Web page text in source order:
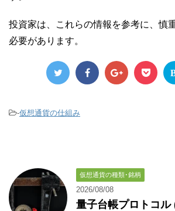
投資家は、これらの情報を参考に、慎
必要があります。
-仮想通貨の仕組み
仮想通貨の種類･銘柄
2026/08/08
量子台帳プロトコル